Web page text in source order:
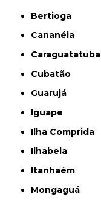
Bertioga
Cananéia
Caraguatatuba
Cubatão
Guarujá
Iguape
Ilha Comprida
Ilhabela
Itanhaém
Mongaguá